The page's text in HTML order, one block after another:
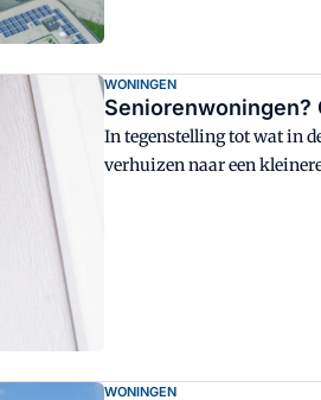
WONINGEN
In tegenstelling tot wat in
verhuizen naar een
WONINGEN